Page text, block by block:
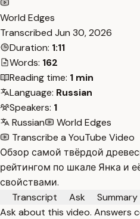
World Edges
Transcribed Jun 30, 2026
Duration: 1:11
Words: 162
Reading time: 1 min
Language: Russian
Speakers: 1
Russian
World Edges
Transcribe a YouTube Video
Обзор самой твёрдой
рейтингом по шкале Янка и
свойствами.
Transcript
Ask Summary
Ask about this video. Answers